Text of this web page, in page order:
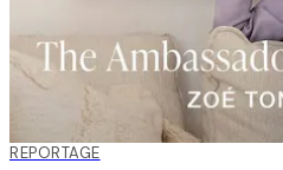
REPORTAGE